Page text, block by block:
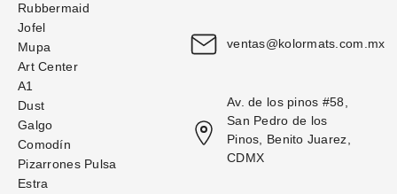
Rubbermaid
Jofel
Mupa
Art Center
A1
Dust
Galgo
Comodín
Pizarrones Pulsa
Estra
ventas@kolormats.com.mx
Av. de los pinos #58,
San Pedro de los
Pinos, Benito Juarez,
CDMX